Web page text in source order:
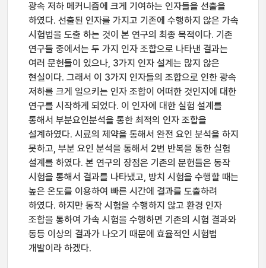
광속 저하 메커니즘에 크게 기여하는 인자들을 선출을
하였다. 선출된 인자를 가지고 기존에 수행하지 않은 가속
시험법을 도출 하는 것이 본 연구의 최종 목적이다. 기존
연구들 중에서는 두 가지 인자 조합으로 나타낸 결과는
여러 문헌들이 있으나, 3가지 인자 설계는 많지 않은
현실이다. 그래서 이 3가지 인자들의 조합으로 인한 광속
저하를 크게 일으키는 인자 조합이 어떠한 것인지에 대한
연구를 시작하게 되었다. 이 인자에 대한 실험 설계를
통해서 부분요인분석을 통한 최적의 인자 조합을
설계하였다. 시료의 제약을 통해서 완전 요인 분석을 하지
못하고, 부분 요인 분석을 통해서 2번 반복을 통한 실험
설계를 하였다. 본 연구의 장점은 기존의 문헌들은 동작
시험을 통해서 결과를 나타냈고, 방치 시험을 수행할 때는
높은 온도를 이용하여 빠른 시간에 결과를 도출하려
하였다. 하지만 동작 시험을 수행하지 않고 환경 인자
조합을 통하여 가속 시험을 수행하면 기존의 시험 결과와
동등 이상의 결과가 나오기 때문에 효율적인 시험법
개발이라 하겠다.